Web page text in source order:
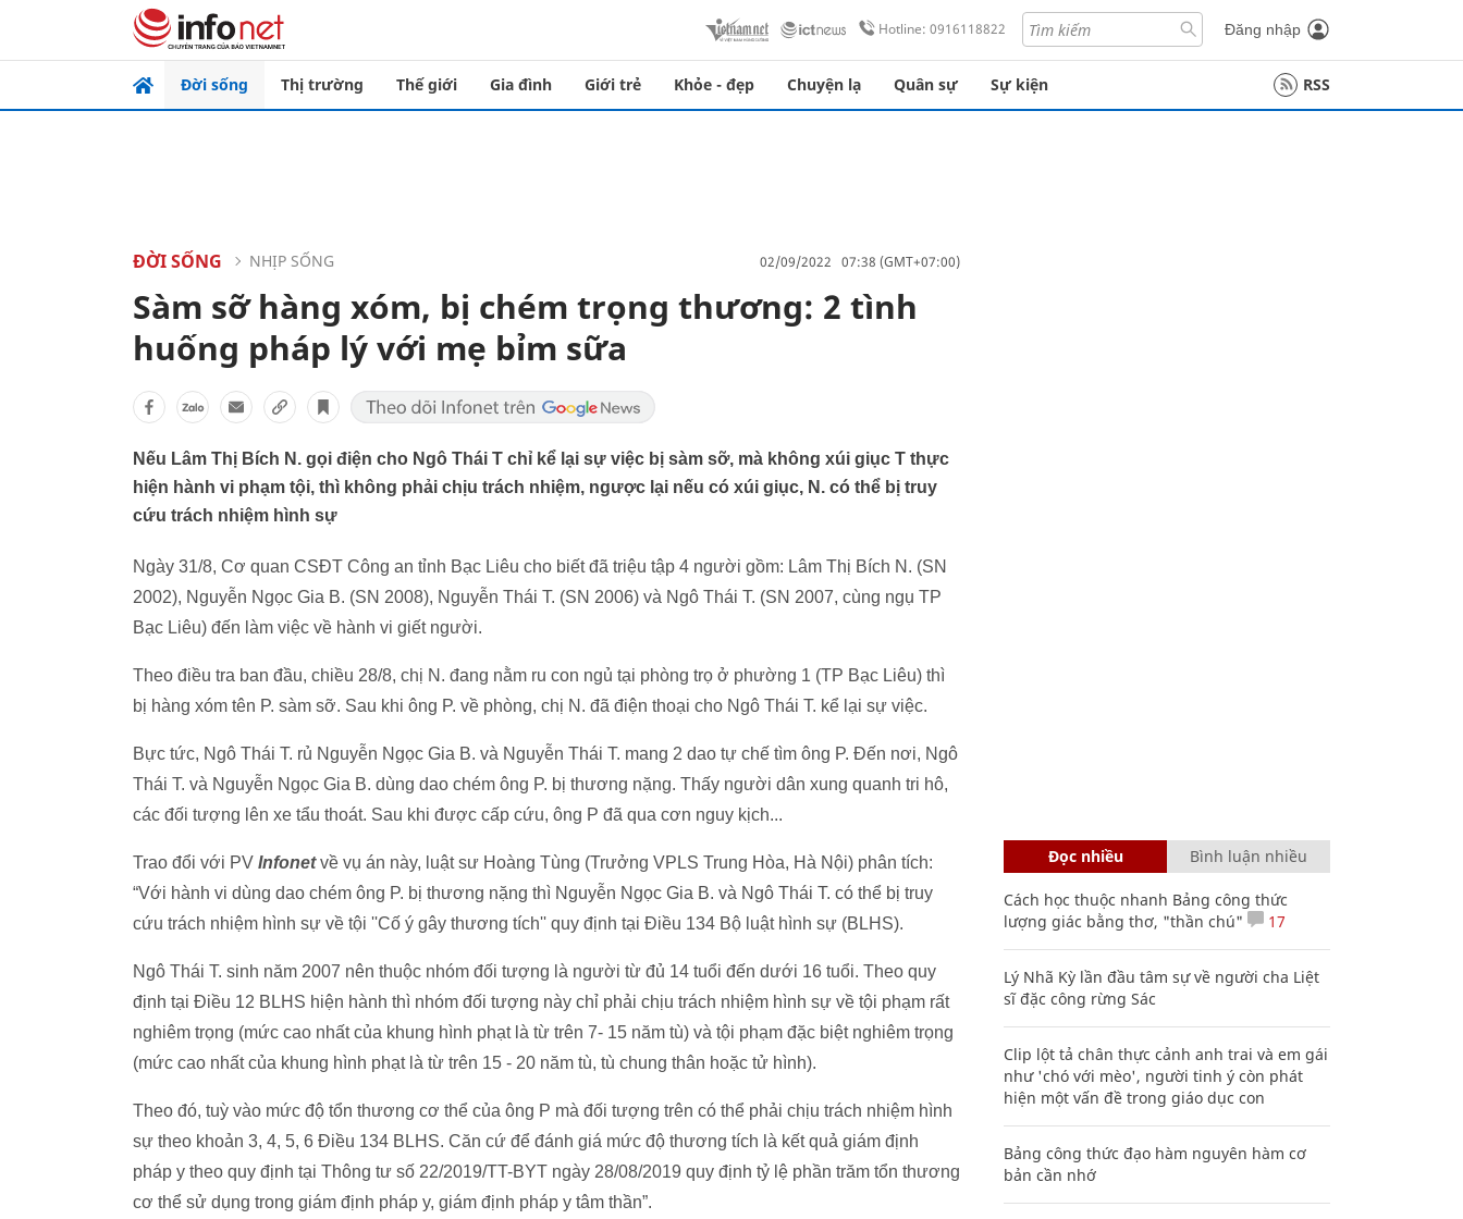
Hotline: 0916118822 Đăng nhập
Đời sống Thị trường Thế giới Gia đình Giới trẻ Khỏe - đẹp Chuyện lạ Quân sự Sự kiện RSS
ĐỜI SỐNG NHỊP SỐNG 02/09/2022 07:38 (GMT+07:00)
Sàm sỡ hàng xóm, bị chém trọng thương: 2 tình
huống pháp lý với mẹ bỉm sữa
Nếu Lâm Thị Bích N. gọi điện cho Ngô Thái T chỉ kể lại sự việc bị sàm sỡ, mà không xúi giục T thực
hiện hành vi phạm tội, thì không phải chịu trách nhiệm, ngược lại nếu có xúi giục, N. có thể bị truy
cứu trách nhiệm hình sự
Ngày 31/8, Cơ quan CSĐT Công an tỉnh Bạc Liêu cho biết đã triệu tập 4 người gồm: Lâm Thị Bích N. (SN
2002), Nguyễn Ngọc Gia B. (SN 2008), Nguyễn Thái T. (SN 2006) và Ngô Thái T. (SN 2007, cùng ngụ TP
Bạc Liêu) đến làm việc về hành vi giết người.
Theo điều tra ban đầu, chiều 28/8, chị N. đang nằm ru con ngủ tại phòng trọ ở phường 1 (TP Bạc Liêu) thì
bị hàng xóm tên P. sàm sỡ. Sau khi ông P. về phòng, chị N. đã điện thoại cho Ngô Thái T. kể lại sự việc.
Bực tức, Ngô Thái T. rủ Nguyễn Ngọc Gia B. và Nguyễn Thái T. mang 2 dao tự chế tìm ông P. Đến nơi, Ngô
Thái T. và Nguyễn Ngọc Gia B. dùng dao chém ông P. bị thương nặng. Thấy người dân xung quanh tri hô,
các đối tượng lên xe tẩu thoát. Sau khi được cấp cứu, ông P đã qua cơn nguy kịch...
Trao đổi với PV Infonetvề vụ án này, luật sư Hoàng Tùng (Trưởng VPLS Trung Hòa, Hà Nội) phân tích:
“Với hành vi dùng dao chém ông P. bị thương nặng thì Nguyễn Ngọc Gia B. và Ngô Thái T. có thể bị truy
cứu trách nhiệm hình sự về tội ''Cố ý gây thương tích'' quy định tại Điều 134 Bộ luật hình sự (BLHS).
Ngô Thái T. sinh năm 2007 nên thuộc nhóm đối tượng là người từ đủ 14 tuổi đến dưới 16 tuổi. Theo quy
định tại Điều 12 BLHS hiện hành thì nhóm đối tượng này chỉ phải chịu trách nhiệm hình sự về tội phạm rất
nghiêm trọng (mức cao nhất của khung hình phạt là từ trên 7- 15 năm tù) và tội phạm đặc biệt nghiêm trọng
(mức cao nhất của khung hình phạt là từ trên 15 - 20 năm tù, tù chung thân hoặc tử hình).
Theo đó, tuỳ vào mức độ tổn thương cơ thể của ông P mà đối tượng trên có thể phải chịu trách nhiệm hình
sự theo khoản 3, 4, 5, 6 Điều 134 BLHS. Căn cứ để đánh giá mức độ thương tích là kết quả giám định
pháp y theo quy định tại Thông tư số 22/2019/TT-BYT ngày 28/08/2019 quy định tỷ lệ phần trăm tổn thương
cơ thể sử dụng trong giám định pháp y, giám định pháp y tâm thần”.
Đọc nhiều Bình luận nhiều
Cách học thuộc nhanh Bảng công thức
lượng giác bằng thơ, "thần chú"
17
Lý Nhã Kỳ lần đầu tâm sự về người cha Liệt
sĩ đặc công rừng Sác
Clip lột tả chân thực cảnh anh trai và em gái
như 'chó với mèo', người tinh ý còn phát
hiện một vấn đề trong giáo dục con
Bảng công thức đạo hàm nguyên hàm cơ
bản cần nhớ